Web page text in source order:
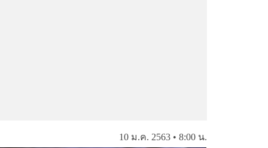
10 ม.ค. 2563 • 8:00 น.